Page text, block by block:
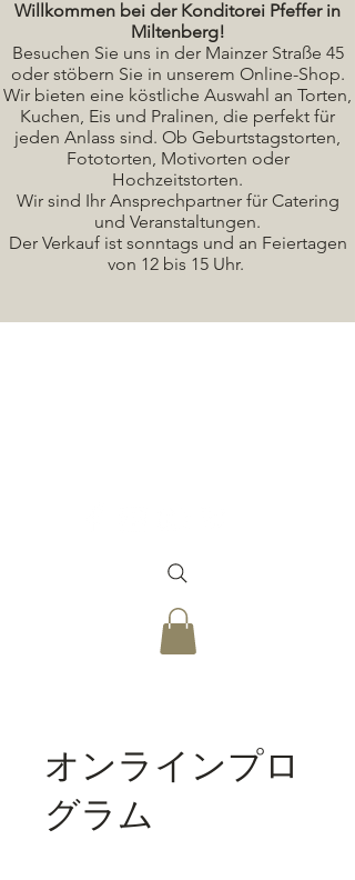
Willkommen bei der Konditorei Pfeffer in
Miltenberg!
Besuchen Sie uns in der Mainzer Straße 45
oder stöbern Sie in unserem Online-Shop.
Wir bieten eine köstliche Auswahl an Torten,
Kuchen, Eis und Pralinen, die perfekt für
jeden Anlass sind. Ob Geburtstagstorten,
Fototorten, Motivorten oder
Hochzeitstorten.
Wir sind Ihr Ansprechpartner für Catering
und Veranstaltungen.
Der Verkauf ist sonntags und an Feiertagen
von 12 bis 15 Uhr.
オンラインプロ
グラム